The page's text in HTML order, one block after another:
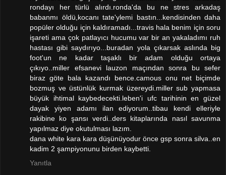
rondayı her türlü alırdı.ronda'da bu ne stres arkadaş
babanmı öldü,kocanı tate'ylemi bastın...kendisinden daha
popüler olduğu için kaldıramadı...travis hala benim için soru
işareti ama çok patlayıcı hucumu var bir an yakaladımı ruh
hastası gibi saydırıyo...buradan yola çıkarsak aslında big
foot'un ne kadar taşaklı bir adam olduğu ortaya
çıkıyo..miller efsanevi lauzon maçından sonra bu sefer
biraz göte bala kazandı bence.camous onu net biçimde
bozmuş ve üstünlük kurmak üzereydi.miller sub yapmasa
büyük ihtimal kaybedecekti.leben'i ufc tarihinin en güzel
dayak yiyen adamı ilan ediyorum..tibau kendi elleriyle
rakibine ko şansı verdi..ders kitaplarında nasıl savunma
yapılmaz diye okutulması lazım.
dana white kara kara düşünüyodur önce gsp sonra silva..en
kadim 2 şampiyonunu birden kaybetti.
Yanıtla